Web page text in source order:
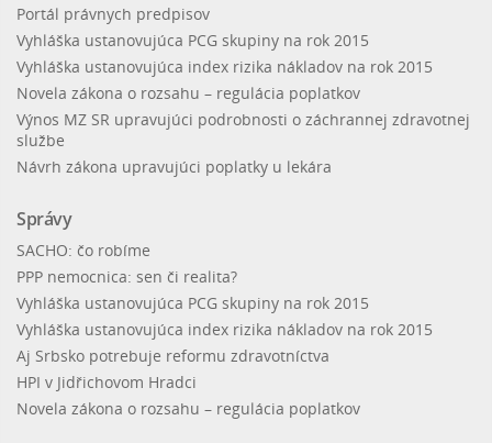
Portál právnych predpisov
Vyhláška ustanovujúca PCG skupiny na rok 2015
Vyhláška ustanovujúca index rizika nákladov na rok 2015
Novela zákona o rozsahu – regulácia poplatkov
Výnos MZ SR upravujúci podrobnosti o záchrannej zdravotnej
službe
Návrh zákona upravujúci poplatky u lekára
Správy
SACHO: čo robíme
PPP nemocnica: sen či realita?
Vyhláška ustanovujúca PCG skupiny na rok 2015
Vyhláška ustanovujúca index rizika nákladov na rok 2015
Aj Srbsko potrebuje reformu zdravotníctva
HPI v Jidřichovom Hradci
Novela zákona o rozsahu – regulácia poplatkov